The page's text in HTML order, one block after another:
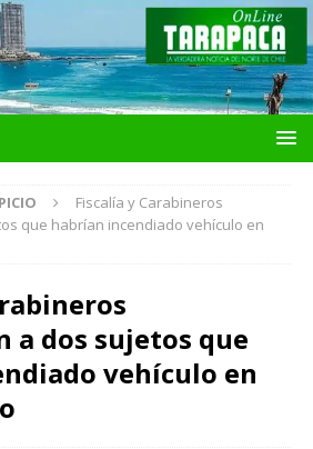
Fiscalía y Carabineros
que habrían incendiado vehículo en
a dos sujetos que
vehículo en